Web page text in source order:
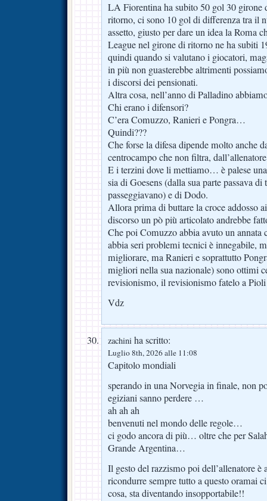
LA Fiorentina ha subito 50 gol 30 girone
ritorno, ci sono 10 gol di differenza tra il
assetto, giusto per dare un idea la Roma
League nel girone di ritorno ne ha subiti
quindi quando si valutano i giocatori,
in più non guasterebbe altrimenti
i discorsi dei pensionati.
Altra cosa, nell’anno di Palladino
Chi erano i difensori?
C’era Comuzzo, Ranieri e Pongra…
Quindi???
Che forse la difesa dipende molto anche
centrocampo che non filtra,
E i terzini dove li mettiamo… è palese
sia di Goesens (dalla sua parte passava
passeggiavano) e di Dodo.
Allora prima di buttare la croce addosso
discorso un pò più articolato andrebbe
Che poi Comuzzo abbia avuto un annata
abbia seri problemi tecnici è innegabile,
migliorare, ma Ranieri e soprattutto
migliori nella sua nazionale) sono ottimi
revisionismo, il revisionismo fatelo a
Vdz
zachini ha scritto:
Luglio 8th, 2026 alle 11:08
Capitolo mondiali
sperando in una Norvegia in finale, non
egiziani sanno perdere …
ah ah ah
benvenuti nel mondo delle regole…
ci godo ancora di più… oltre che per
Grande Argentina…
Il gesto del razzismo poi dell’allenatore è
ricondurre sempre tutto a questo oramai
cosa, sta diventando insopportabile!!